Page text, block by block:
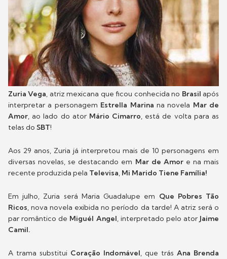
Zuria Vega, atriz mexicana que ficou conhecida no Brasil após
interpretar a personagem Estrella Marina na novela Mar de
Amor, ao lado do ator Mário Cimarro, está de volta para as
telas do SBT!
Aos 29 anos, Zuria já interpretou mais de 10 personagens em
diversas novelas, se destacando em Mar de Amore na mais
recente produzida pela Televisa, Mi Marido Tiene Família!
Em julho, Zuria será Maria Guadalupe em Que Pobres Tão
Ricos, nova novela exibida no período da tarde! A atriz será o
par romântico de Miguél Angel, interpretado pelo ator Jaime
Camil.
A trama substitui Coração Indomável, que trás Ana Brenda